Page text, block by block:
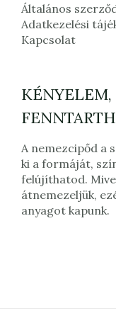
Általános
Adatkezelési
Kapcsolat
KÉNYELEM,
A nemezcipőd a
ki a formáját,
felújíthatod.
átnemezeljük,
anyagot kapunk.